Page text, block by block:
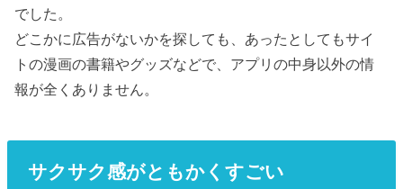
でした。
どこかに広告がないかを探しても、あったとしてもサイ
トの漫画の書籍やグッズなどで、アプリの中身以外の情
報が全くありません。
サクサク感がともかくすごい